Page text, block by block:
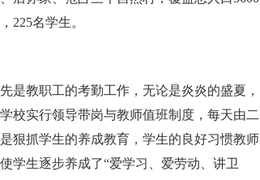
225名学生。
是教职工的考勤工作，无论是炎炎的盛夏，
校实行领导带岗与教师值班制度，每天由二
狠抓学生的养成教育，学生的良好习惯教师
学生逐步养成了“爱学习、爱劳动、讲卫